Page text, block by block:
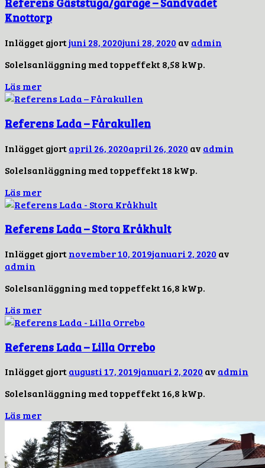
Knottorp
Inlägget gjortjuni 28, 2020juni 28, 2020 av admin
Solelsanläggning med toppeffekt 8,58 kWp.
Läs mer
Referens Lada – Fårakullen
Inlägget gjortapril 26, 2020april 26, 2020 av admin
Solelsanläggning med toppeffekt 18 kWp.
Läs mer
Referens Lada – Stora Kråkhult
Inlägget gjortnovember 10, 2019januari 2, 2020 av
admin
Solelsanläggning med toppeffekt 16,8 kWp.
Läs mer
Referens Lada – Lilla Orrebo
Inlägget gjortaugusti 17, 2019januari 2, 2020 av admin
Solelsanläggning med toppeffekt 16,8 kWp.
Läs mer